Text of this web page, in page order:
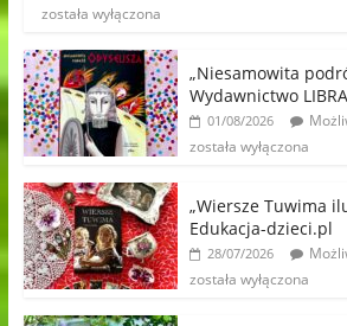
została wyłączona
„Niesamowita
Wydawnictwo LIBRA
01/08/2026
została wyłączona
„Wiersze Tuwima
Edukacja-dzieci.pl
28/07/2026
została wyłączona